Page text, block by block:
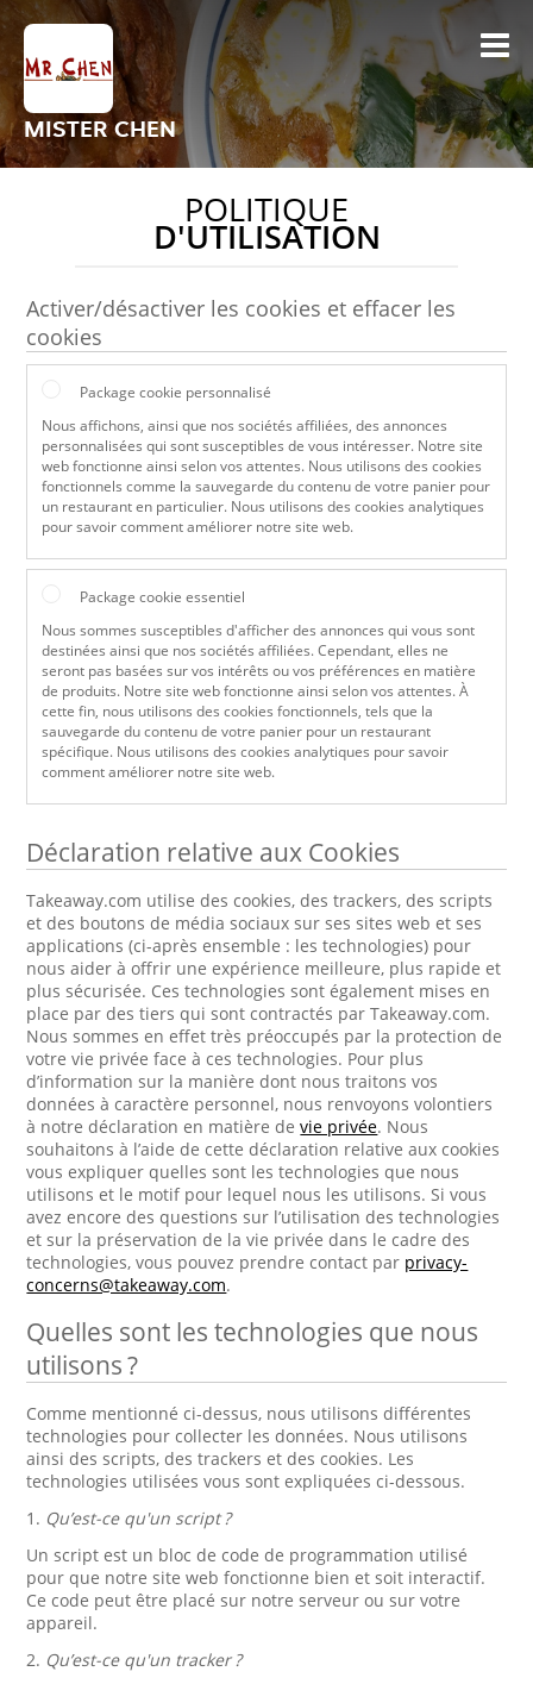
MISTER CHEN
POLITIQUE
D'UTILISATION
Activer/désactiver les cookies et effacer les
cookies
Package cookie personnalisé
Nous affichons, ainsi que nos sociétés affiliées, des annonces
personnalisées qui sont susceptibles de vous intéresser. Notre site
web fonctionne ainsi selon vos attentes. Nous utilisons des cookies
fonctionnels comme la sauvegarde du contenu de votre panier pour
un restaurant en particulier. Nous utilisons des cookies analytiques
pour savoir comment améliorer notre site web.
Package cookie essentiel
Nous sommes susceptibles d'afficher des annonces qui vous sont
destinées ainsi que nos sociétés affiliées. Cependant, elles ne
seront pas basées sur vos intérêts ou vos préférences en matière
de produits. Notre site web fonctionne ainsi selon vos attentes. À
cette fin, nous utilisons des cookies fonctionnels, tels que la
sauvegarde du contenu de votre panier pour un restaurant
spécifique. Nous utilisons des cookies analytiques pour savoir
comment améliorer notre site web.
Déclaration relative aux Cookies
Takeaway.com utilise des cookies, des trackers, des scripts
et des boutons de média sociaux sur ses sites web et ses
applications (ci-après ensemble : les technologies) pour
nous aider à offrir une expérience meilleure, plus rapide et
plus sécurisée. Ces technologies sont également mises en
place par des tiers qui sont contractés par Takeaway.com.
Nous sommes en effet très préoccupés par la protection de
votre vie privée face à ces technologies. Pour plus
d’information sur la manière dont nous traitons vos
données à caractère personnel, nous renvoyons volontiers
à notre déclaration en matière devie privée. Nous
souhaitons à l’aide de cette déclaration relative aux cookies
vous expliquer quelles sont les technologies que nous
utilisons et le motif pour lequel nous les utilisons. Si vous
avez encore des questions sur l’utilisation des technologies
et sur la préservation de la vie privée dans le cadre des
technologies, vous pouvez prendre contact par privacy-
concerns@takeaway.com.
Quelles sont les technologies que nous
utilisons ?
Comme mentionné ci-dessus, nous utilisons différentes
technologies pour collecter les données. Nous utilisons
ainsi des scripts, des trackers et des cookies. Les
technologies utilisées vous sont expliquées ci-dessous.
1. Qu’est-ce qu'un script ?
Un script est un bloc de code de programmation utilisé
pour que notre site web fonctionne bien et soit interactif.
Ce code peut être placé sur notre serveur ou sur votre
appareil.
2. Qu’est-ce qu'un tracker ?